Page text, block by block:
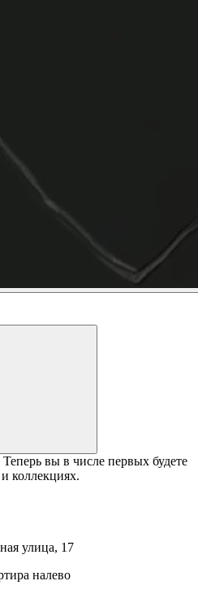
вы в числе первых будете
коллекциях.
улица, 17
налево